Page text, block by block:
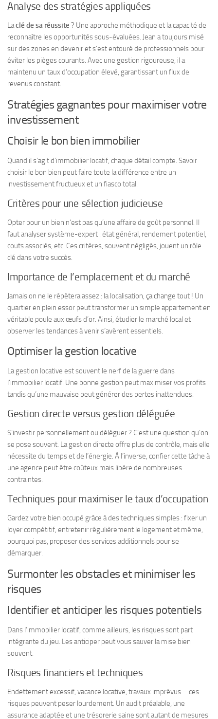
Analyse des stratégies appliquées
Laclé de sa réussite ? Une approche méthodique et la capacité de
reconnaître les opportunités sous-évaluées. Jean a toujours misé
sur des zones en devenir et s’est entouré de professionnels pour
éviter les pièges courants. Avec une gestion rigoureuse, il a
maintenu un taux d’occupation élevé, garantissant un flux de
revenus constant.
Stratégies gagnantes pour maximiser votre
investissement
Choisir le bon bien immobilier
Quand il s’agit d’immobilier locatif, chaque détail compte. Savoir
choisir le bon bien peut faire toute la différence entre un
investissement fructueux et un fiasco total.
Critères pour une sélection judicieuse
Opter pour un bien n’est pas qu’une affaire de goût personnel. Il
faut analyser système-expert : état général, rendement potentiel,
couts associés, etc. Ces critères, souvent négligés, jouent un rôle
clé dans votre succès.
Importance de l’emplacement et du marché
Jamais on ne le répètera assez : la localisation, ça change tout ! Un
quartier en plein essor peut transformer un simple appartement en
véritable poule aux œufs d’or. Ainsi, étudier le marché local et
observer les tendances à venir s’avèrent essentiels.
Optimiser la gestion locative
La gestion locative est souvent le nerf de la guerre dans
l’immobilier locatif. Une bonne gestion peut maximiser vos profits
tandis qu’une mauvaise peut générer des pertes inattendues.
Gestion directe versus gestion déléguée
S’investir personnellement ou déléguer ? C’est une question qu’on
se pose souvent. La gestion directe offre plus de contrôle, mais elle
nécessite du temps et de l’énergie. À l’inverse, confier cette tâche à
une agence peut être coûteux mais libère de nombreuses
contraintes.
Techniques pour maximiser le taux d’occupation
Gardez votre bien occupé grâce à des techniques simples : fixer un
loyer compétitif, entretenir régulièrement le logement et même,
pourquoi pas, proposer des services additionnels pour se
démarquer.
Surmonter les obstacles et minimiser les
risques
Identifier et anticiper les risques potentiels
Dans l’immobilier locatif, comme ailleurs, les risques sont part
intégrante du jeu. Les anticiper peut vous sauver la mise bien
souvent.
Risques financiers et techniques
Endettement excessif, vacance locative, travaux imprévus – ces
risques peuvent peser lourdement. Un audit préalable, une
assurance adaptée et une trésorerie saine sont autant de mesures